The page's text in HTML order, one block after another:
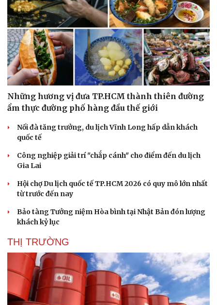
Những hương vị đưa TP.HCM thành thiên đường
ẩm thực đường phố hàng đầu thế giới
Nối đà tăng trưởng, du lịch Vĩnh Long hấp dẫn khách
quốc tế
Công nghiệp giải trí "chắp cánh" cho điểm đến du lịch
Gia Lai
Hội chợ Du lịch quốc tế TP.HCM 2026 có quy mô lớn nhất
từ trước đến nay
Bảo tàng Tưởng niệm Hòa bình tại Nhật Bản đón lượng
khách kỷ lục
THỊ TRƯỜNG